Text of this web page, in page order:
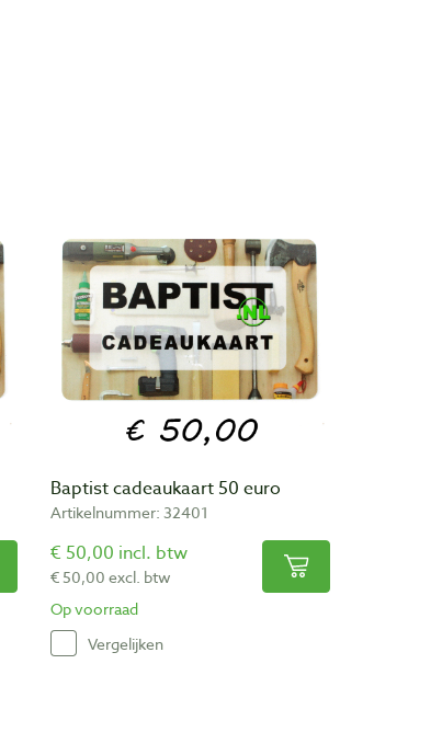
Baptist cadeaukaart 50 euro
Artikelnummer: 32401
€ 50,00 incl. btw
€ 50,00 excl. btw
Op voorraad
Vergelijken